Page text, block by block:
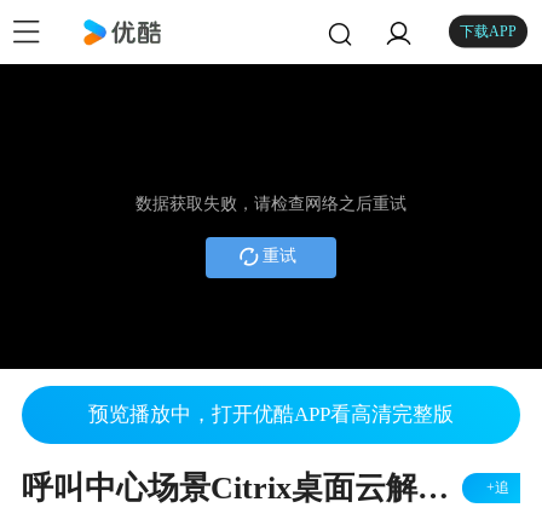
下载APP
数据获取失败，请检查网络之后重试
重试
预览播放中，打开优酷APP看高清完整版
呼叫中心场景Citrix桌面云解决方案 +追